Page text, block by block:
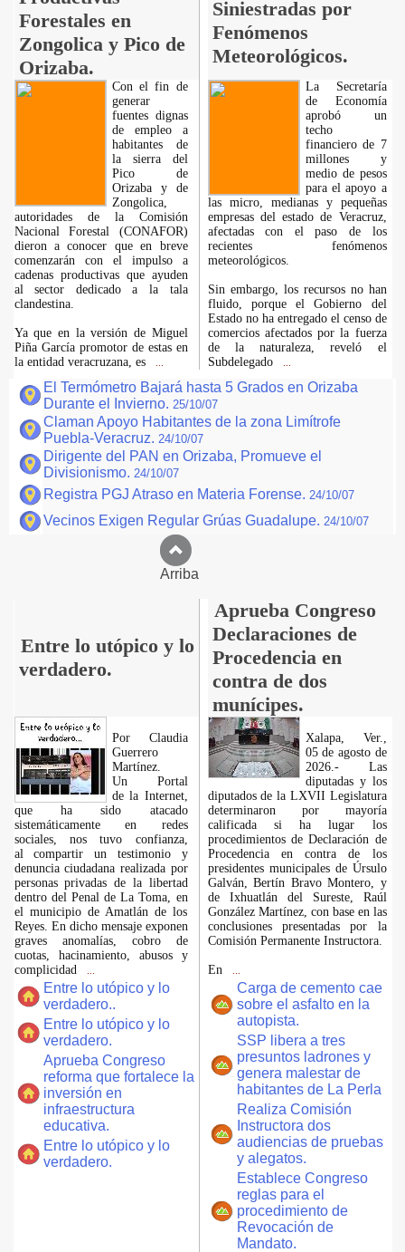
Forestales en
Zongolica y Pico de
Orizaba.
Siniestradas por
Fenómenos
Meteorológicos.
Con el fin de
generar
fuentes dignas
de empleo a
habitantes de
la sierra del
Pico de
Orizaba y de
Zongolica,
autoridades de la Comisión
Nacional Forestal (CONAFOR)
dieron a conocer que en breve
comenzarán con el impulso a
cadenas productivas que ayuden
al sector dedicado a la tala
clandestina.
Ya que en la versión de Miguel
Piña García promotor de estas en
la entidad veracruzana, es
La Secretaría
de Economía
aprobó un
techo
financiero de 7
millones y
medio de pesos
para el apoyo a
las micro, medianas y pequeñas
empresas del estado de Veracruz,
afectadas con el paso de los
recientes fenómenos
meteorológicos.
Sin embargo, los recursos no han
fluido, porque el Gobierno del
Estado no ha entregado el censo de
comercios afectados por la fuerza
de la naturaleza, reveló el
Subdelegado
El Termómetro Bajará hasta 5 Grados en Orizaba
Durante el Invierno. 25/10/07
Claman Apoyo Habitantes de la zona Limítrofe
Puebla-Veracruz. 24/10/07
Dirigente del PAN en Orizaba, Promueve el
Divisionismo. 24/10/07
Registra PGJ Atraso en Materia Forense. 24/10/07
Vecinos Exigen Regular Grúas Guadalupe. 24/10/07
Arriba
Entre lo utópico y lo
verdadero.
Aprueba Congreso
Declaraciones de
Procedencia en
contra de dos
munícipes.
Por Claudia
Guerrero
Martínez.
​Un Portal
de la Internet,
que ha sido atacado
sistemáticamente en redes
sociales, nos tuvo confianza,
al compartir un testimonio y
denuncia ciudadana realizada por
personas privadas de la libertad
dentro del Penal de La Toma, en
el municipio de Amatlán de los
Reyes. En dicho mensaje exponen
graves anomalías, cobro de
cuotas, hacinamiento, abusos y
complicidad
Entre lo utópico y lo
verdadero..
Entre lo utópico y lo
verdadero.
Aprueba Congreso
reforma que fortalece la
inversión en
infraestructura
educativa.
Entre lo utópico y lo
verdadero.
Xalapa, Ver.,
05 de agosto de
2026.- Las
diputadas y los
diputados de la LXVII Legislatura
determinaron por mayoría
calificada si ha lugar los
procedimientos de Declaración de
Procedencia en contra de los
presidentes municipales de Úrsulo
Galván, Bertín Bravo Montero, y
de Ixhuatlán del Sureste, Raúl
González Martínez, con base en las
conclusiones presentadas por la
Comisión Permanente Instructora.
En
Carga de cemento cae
sobre el asfalto en la
autopista.
SSP libera a tres
presuntos ladrones y
genera malestar de
habitantes de La Perla
Realiza Comisión
Instructora dos
audiencias de pruebas
y alegatos.
Establece Congreso
reglas para el
procedimiento de
Revocación de
Mandato.